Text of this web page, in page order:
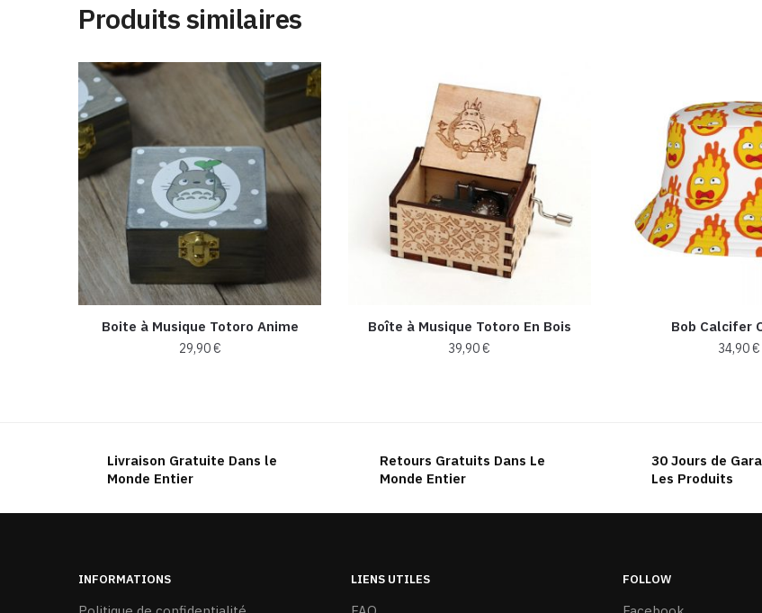
Produits similaires
Boite à Musique Totoro Anime
29,90€
Boîte à Musique Totoro En Bois
39,90€
variations.
options
Bob Calcifer
34,90€
Livraison Gratuite Dans le
Monde Entier
Retours Gratuits Dans Le
Monde Entier
30 Jours de
Les Produits
INFORMATIONS LIENS UTILES FOLLOW